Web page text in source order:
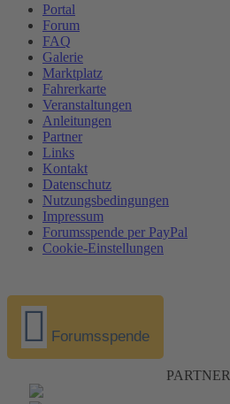
Portal
Forum
FAQ
Galerie
Marktplatz
Fahrerkarte
Veranstaltungen
Anleitungen
Partner
Links
Kontakt
Datenschutz
Nutzungsbedingungen
Impressum
Forumsspende per PayPal
Cookie-Einstellungen
Forumsspende
PARTNER